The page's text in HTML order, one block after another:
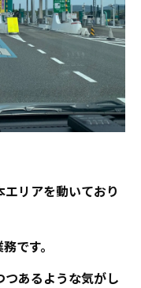
リアを動いており
です。
あるような気がし